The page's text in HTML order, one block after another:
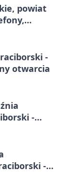
powiat
-
otwarcia
-
-